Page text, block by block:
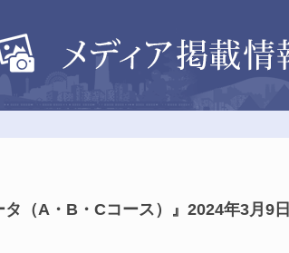
（A・B・Cコース）』2024年3月9